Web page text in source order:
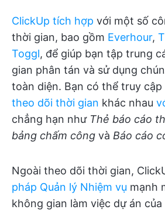
ClickUp tích hợp với một số
thời gian, bao gồm Everhour,
Toggl, để giúp bạn tập trung
gian phân tán và sử dụng
toàn diện. Bạn có thể truy cập
theo dõi thời gian khác nhau
chẳng hạn như Thẻ báo cáo
bảng chấm công và Báo cáo
Ngoài theo dõi thời gian,
pháp Quản lý Nhiệm vụ mạnh
không gian làm việc dự án